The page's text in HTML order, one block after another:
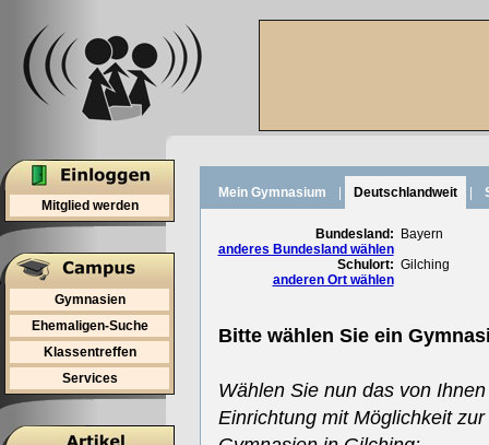
Mitglied werden
Gymnasien
Ehemaligen-Suche
Klassentreffen
Services
Mein Gymnasium Deutschlandweit
Bundesland:
anderes Bundesland wählen
Bayern
Schulort:
anderen Ort wählen
Gilching
Bitte wählen Sie ein
Wählen Sie nun das von
Einrichtung mit Möglichkeit